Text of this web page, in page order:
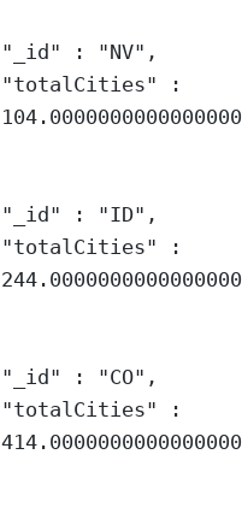
"_id"
: "NV" ,
"totalCities"
104.0000000000000000
"_id"
: "ID" ,
"totalCities"
244.0000000000000000
"_id"
: "CO" ,
"totalCities"
414.0000000000000000